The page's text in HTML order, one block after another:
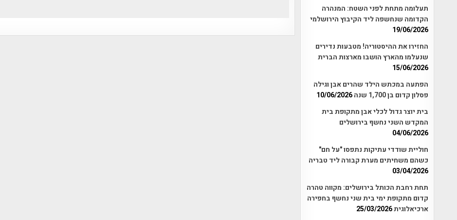
תעלומה מתחת לפני השטח: המנהרה
הקדומה שנחשפה ליד הקיבוץ הירושלמי
19/06/2026
החזירו את ההיסטוריה! מטבעות נדירים
שנעלמו מהארץ הושבו מארצות הברית
15/06/2026
הפתעה במכתש הילד שהרים אבן וגילה
פסלון קדום בן 1,700 שנה
10/06/2026
בית יוצר גדול לכלי אבן מתקופת בית
המקדש השני נחשף בירושלים
04/06/2026
חוליית שודדי עתיקות נתפסו "על חם"
כשהם משחיתים מערת קבורה ליד טבריה
03/04/2026
תחת רחבת הכותל בירושלים: מקווה טהרה
קדום מתקופת ימי בית שני נחשף בחפירה
ארכיאלוגית25/03/2026